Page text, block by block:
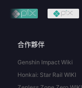
合作夥伴
Genshin Impact Wiki
Honkai: Star Rail WIKI